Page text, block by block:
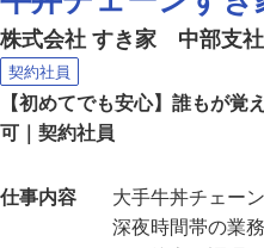
牛丼チェーンす
株式会社 すき家 中部支社
契約社員
【初めてでも安心】誰もが覚
大手牛丼チェー